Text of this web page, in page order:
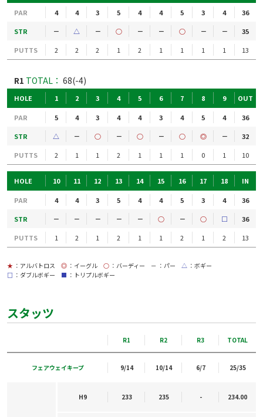
PAR 4 4 3 5 4 4 5 3 4
36
STR
－ △ － ○ － － ○ － －
35
PUTTS
2 2 2 1 2 1 1 1 1 13
R1 TOTAL： 68(-4)
HOLE 1 2 3 4 5 6 7 8 9 OUT
PAR 5 4 3 4 4 3 4 5 4
36
STR
△ － ○ － ○ － ○ ◎ －
32
PUTTS
2 1 1 2 1 1 1 0 1 10
HOLE 10 11 12 13 14 15 16 17 18 IN
PAR 4 4 3 5 4 4 5 3 4
36
STR
－ － － － － ○ － ○ □
36
PUTTS
1 2 1 2 1 1 2 1 2 13
★ ：アルバトロス ◎ ：イーグル ○ ：バーディー － ：パー △ ：ボギー
□ ：ダブルボギー ■ ：トリプルボギー
スタッツ
R1 R2 R3 TOTAL
フェアウェイキープ 9/14 10/14 6/7 25/35
H9 233 235 - 234.00